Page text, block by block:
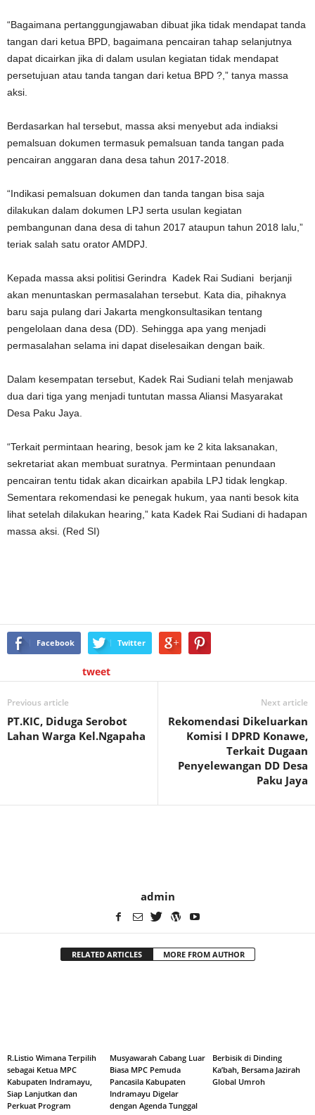
“Bagaimana pertanggungjawaban dibuat jika tidak mendapat tanda
tangan dari ketua BPD, bagaimana pencairan tahap selanjutnya
dapat dicairkan jika di dalam usulan kegiatan tidak mendapat
persetujuan atau tanda tangan dari ketua BPD ?,” tanya massa
aksi.
Berdasarkan hal tersebut, massa aksi menyebut ada indiaksi
pemalsuan dokumen termasuk pemalsuan tanda tangan pada
pencairan anggaran dana desa tahun 2017-2018.
“Indikasi pemalsuan dokumen dan tanda tangan bisa saja
dilakukan dalam dokumen LPJ serta usulan kegiatan
pembangunan dana desa di tahun 2017 ataupun tahun 2018 lalu,”
teriak salah satu orator AMDPJ.
Kepada massa aksi politisi Gerindra Kadek Rai Sudiani berjanji
akan menuntaskan permasalahan tersebut. Kata dia, pihaknya
baru saja pulang dari Jakarta mengkonsultasikan tentang
pengelolaan dana desa (DD). Sehingga apa yang menjadi
permasalahan selama ini dapat diselesaikan dengan baik.
Dalam kesempatan tersebut, Kadek Rai Sudiani telah menjawab
dua dari tiga yang menjadi tuntutan massa Aliansi Masyarakat
Desa Paku Jaya.
“Terkait permintaan hearing, besok jam ke 2 kita laksanakan,
sekretariat akan membuat suratnya. Permintaan penundaan
pencairan tentu tidak akan dicairkan apabila LPJ tidak lengkap.
Sementara rekomendasi ke penegak hukum, yaa nanti besok kita
lihat setelah dilakukan hearing,” kata Kadek Rai Sudiani di hadapan
massa aksi. (Red SI)
Facebook Twitter
tweet
Previous article
PT.KIC, Diduga Serobot
Lahan Warga Kel.Ngapaha
Next article
Rekomendasi Dikeluarkan
Komisi I DPRD Konawe,
Terkait Dugaan
Penyelewangan DD Desa
Paku Jaya
admin
RELATED ARTICLES MORE FROM AUTHOR
R.Listio Wimana Terpilih
sebagai Ketua MPC
Kabupaten Indramayu,
Siap Lanjutkan dan
Perkuat Program
Musyawarah Cabang Luar
Biasa MPC Pemuda
Pancasila Kabupaten
Indramayu Digelar
dengan Agenda Tunggal
Berbisik di Dinding
Ka’bah, Bersama Jazirah
Global Umroh